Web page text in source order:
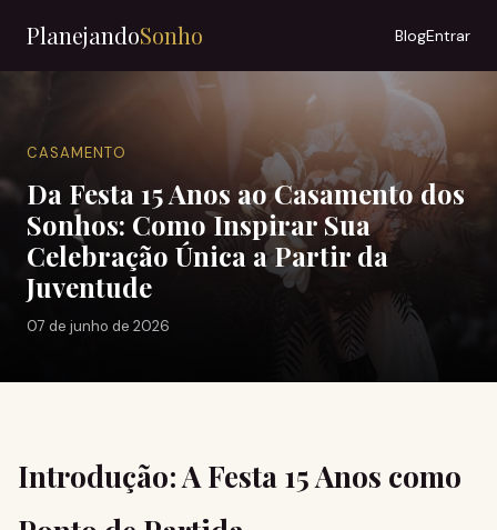
PlanejandoSonho BlogEntrar
CASAMENTO
Da Festa 15 Anos ao Casamento dos
Sonhos: Como Inspirar Sua
Celebração Única a Partir da
Juventude
07 de junho de 2026
Introdução: A Festa 15 Anos como